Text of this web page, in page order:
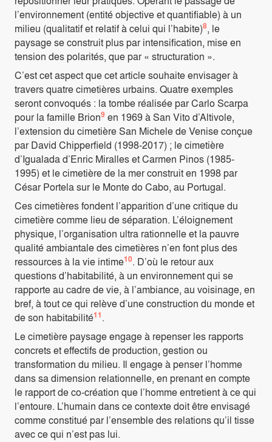
l’environnement (entité objective et quantifiable) à un
milieu (qualitatif et relatif à celui qui l’habite)8, le
paysage se construit plus par intensification, mise en
tension des polarités, que par « structuration ».
C’est cet aspect que cet article souhaite envisager à
travers quatre cimetières urbains. Quatre exemples
seront convoqués : la tombe réalisée par Carlo Scarpa
pour la famille Brion9 en 1969 à San Vito d’Altivole,
l’extension du cimetière San Michele de Venise conçue
par David Chipperfield (1998-2017) ; le cimetière
d’Igualada d’Enric Miralles et Carmen Pinos (1985-
1995) et le cimetière de la mer construit en 1998 par
César Portela sur le Monte do Cabo, au Portugal.
Ces cimetières fondent l’apparition d’une critique du
cimetière comme lieu de séparation. L’éloignement
physique, l’organisation ultra rationnelle et la pauvre
qualité ambiantale des cimetières n’en font plus des
ressources à la vie intime10. D’où le retour aux
questions d’habitabilité, à un environnement qui se
rapporte au cadre de vie, à l’ambiance, au voisinage, en
bref, à tout ce qui relève d’une construction du monde et
de son habitabilité11.
Le cimetière paysage engage à repenser les rapports
concrets et effectifs de production, gestion ou
transformation du milieu. Il engage à penser l’homme
dans sa dimension relationnelle, en prenant en compte
le rapport de co-création que l’homme entretient à ce qui
l’entoure. L’humain dans ce contexte doit être envisagé
comme constitué par l’ensemble des relations qu’il tisse
avec ce qui n’est pas lui.